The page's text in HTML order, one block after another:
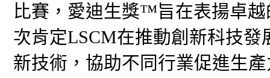
比賽，愛迪生獎™旨在表揚卓
次肯定LSCM在推動創新科技
新技術，協助不同行業促進生